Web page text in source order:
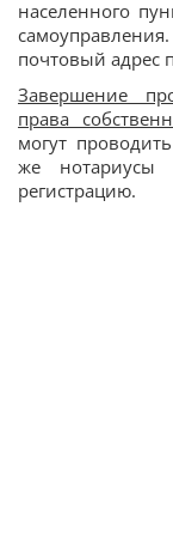
населенного
почтовый адрес
Завершение
права
могут
же нотариусы
регистрацию.